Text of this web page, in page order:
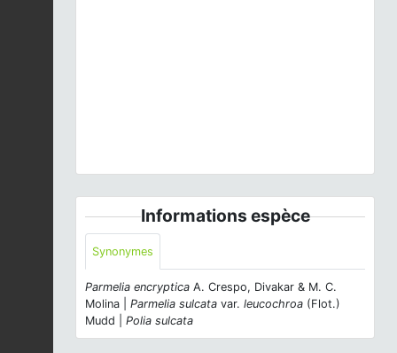
Informations espèce
Synonymes
Parmelia encryptica A. Crespo, Divakar & M. C.
Molina | Parmelia sulcata var. leucochroa (Flot.)
Mudd | Polia sulcata